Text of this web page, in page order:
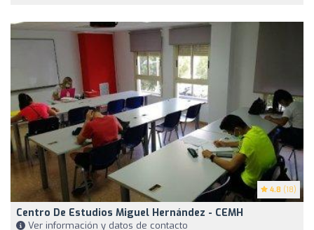
4.8 (18)
Centro De Estudios Miguel Hernández - CEMH
Ver información y datos de contacto